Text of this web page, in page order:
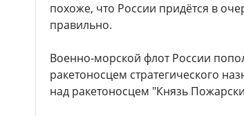
похоже, что России придётся в
правильно.
Военно-морской флот России
ракетоносцем стратегического
над ракетоносцем "Князь